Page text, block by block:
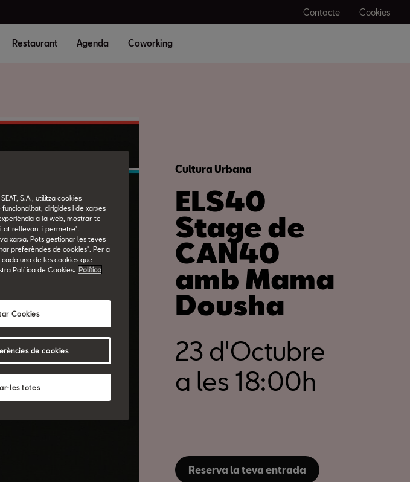
Contacte Cookies
Restaurant Agenda Coworking
Cultura Urbana
ELS40
Stage de
CAN40
amb Mama
Dousha
23 d'Octubre
a les 18:00h
Reserva la teva entrada
S.A., utilitza cookies
dirigides i de xarxes
a la web, mostrar-te
rellevant i permetre't
xarxa. Pots gestionar les teves
preferències de cookies". Per a
una de les cookies que
Política de Cookies. Política
les totes
Cookies
de cookies